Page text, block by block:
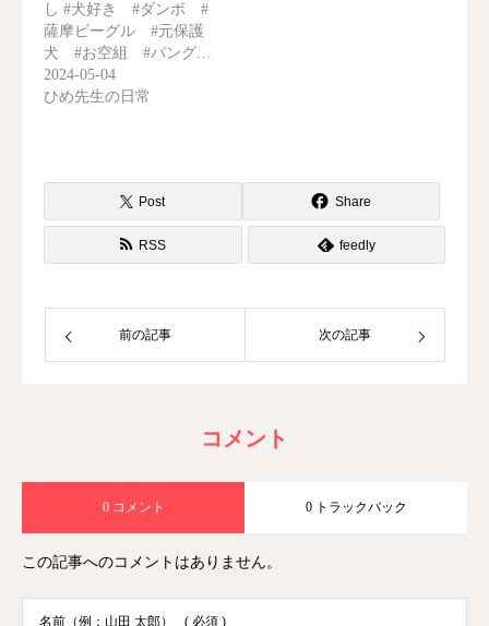
し #犬好き #ダンボ #
薩摩ビーグル #元保護
犬 #お空組 #バング…
2024-05-04
ひめ先生の日常
Post Share
RSS feedly
前の記事 次の記事
コメント
0 コメント 0 トラックバック
この記事へのコメントはありません。
名前（例：山田 太郎） ( 必須 )